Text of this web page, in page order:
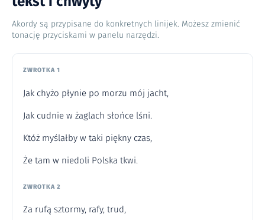
Akordy są przypisane do konkretnych linijek. Możesz zmienić
tonację przyciskami w panelu narzędzi.
ZWROTKA 1
Jak chyżo płynie po morzu mój jacht,
Jak cudnie w żaglach słońce lśni.
Któż myślałby w taki piękny czas,
Że tam w niedoli Polska tkwi.
ZWROTKA 2
Za rufą sztormy, rafy, trud,